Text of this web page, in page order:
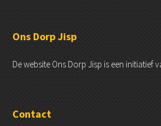
Ons Dorp Jisp
De website Ons Dorp Jisp is een initiatief
Contact